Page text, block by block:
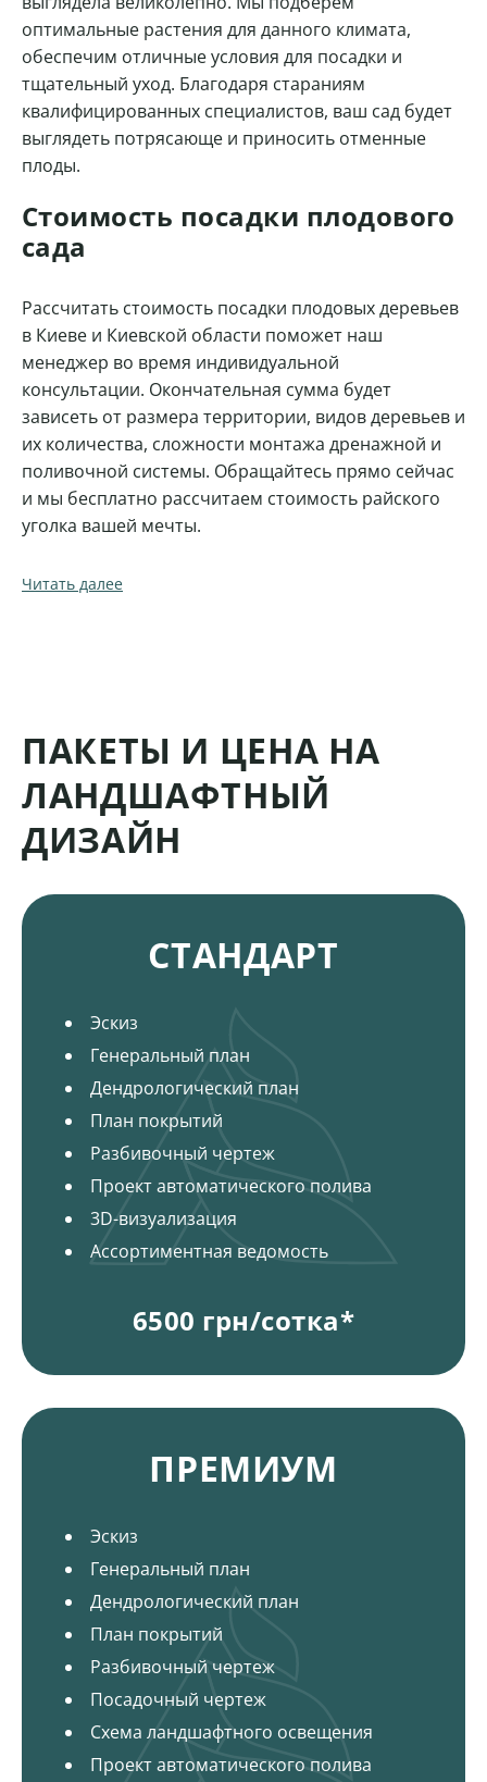
оптимальные растения для данного климата,
обеспечим отличные условия для посадки и
тщательный уход. Благодаря стараниям
квалифицированных специалистов, ваш сад будет
выглядеть потрясающе и приносить отменные
плоды.
Стоимость посадки плодового
сада
Рассчитать стоимость посадки плодовых деревьев
в Киеве и Киевской области поможет наш
менеджер во время индивидуальной
консультации. Окончательная сумма будет
зависеть от размера территории, видов деревьев и
их количества, сложности монтажа дренажной и
поливочной системы. Обращайтесь прямо сейчас
и мы бесплатно рассчитаем стоимость райского
уголка вашей мечты.
Читать далее
ПАКЕТЫ И ЦЕНА НА
ЛАНДШАФТНЫЙ
ДИЗАЙН
СТАНДАРТ
Эскиз
Генеральный план
Дендрологический план
План покрытий
Разбивочный чертеж
Проект автоматического полива
3D-визуализация
Ассортиментная ведомость
6500 грн/сотка*
Пакеты и цена на ландшафтный дизайн
ПРЕМИУМ
Эскиз
Генеральный план
Дендрологический план
План покрытий
Разбивочный чертеж
Посадочный чертеж
Схема ландшафтного освещения
Проект автоматического полива
Пакеты и цена на ландшафтный дизайн